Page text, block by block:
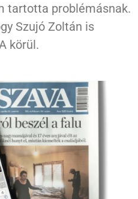
tartotta problémásnak.
Szujó Zoltán is
körül.